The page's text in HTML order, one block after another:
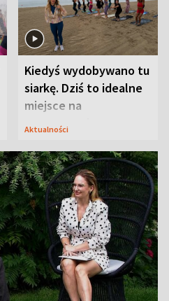
Kiedyś wydobywano tu
siarkę. Dziś to idealne
miejsce na
wypoczynek
Aktualności